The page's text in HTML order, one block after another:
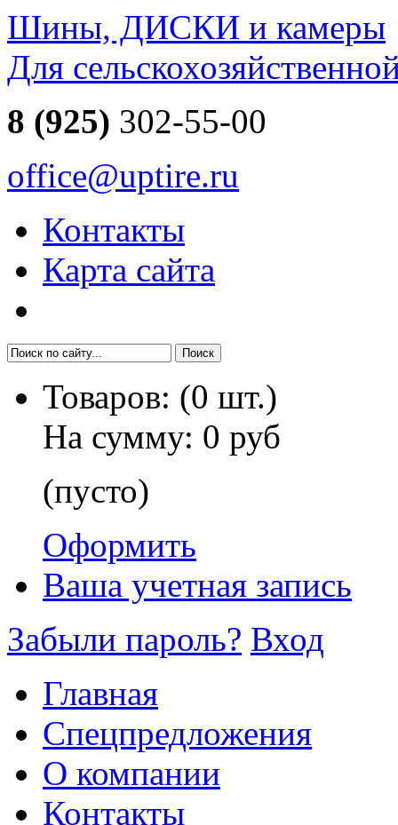
Шины, ДИСКИ и камеры
Для
8 (925) 302-55-00
office@uptire.ru
Контакты
Карта сайта
Товаров: (0 шт.)
На сумму: 0 руб
(пусто)
Оформить
Ваша учетная запись
Забыли пароль? Вход
Главная
Спецпредложения
О компании
Контакты